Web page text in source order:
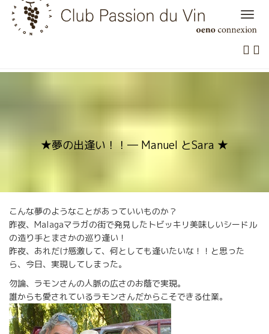
Skip
content
★夢の出逢い！！― Manuel とSara ★
こんな夢のようなことがあっていいものか？
昨夜、Malagaマラガの街で発見したトビッキリ美味しいシードル
の造り手とまさかの巡り逢い！
昨夜、あれだけ感激して、何としても逢いたいな！！と思った
ら、今日、実現してしまった。
勿論、ラモンさんの人脈の広さのお蔭で実現。
誰からも愛されているラモンさんだからこそできる仕業。